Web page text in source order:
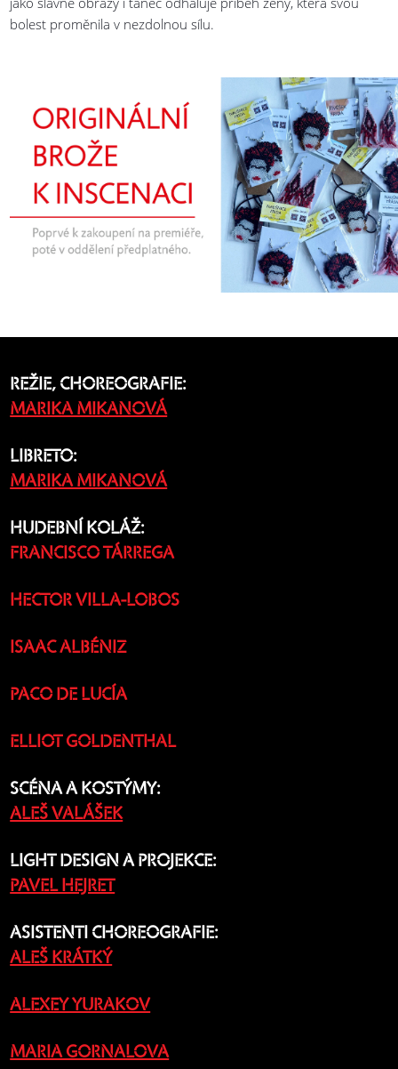
bolest proměnila v nezdolnou sílu.
REŽIE, CHOREOGRAFIE:
MARIKA MIKANOVÁ
LIBRETO:
MARIKA MIKANOVÁ
HUDEBNÍ KOLÁŽ:
FRANCISCO TÁRREGA
HECTOR VILLA-LOBOS
ISAAC ALBÉNIZ
PACO DE LUCÍA
ELLIOT GOLDENTHAL
SCÉNA A KOSTÝMY:
ALEŠ VALÁŠEK
LIGHT DESIGN A PROJEKCE:
PAVEL HEJRET
ASISTENTI CHOREOGRAFIE:
ALEŠ KRÁTKÝ
ALEXEY YURAKOV
MARIA GORNALOVA